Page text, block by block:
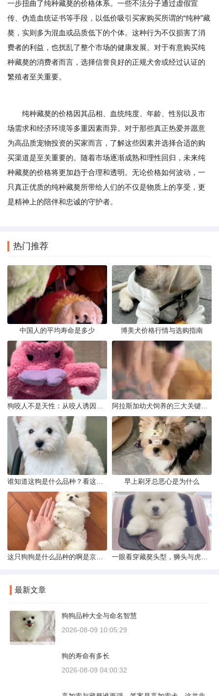
一步扭曲了纯种藏獒的价格体系。一些不法分子通过虚假宣
传、伪造血统证书等手段，以低价吸引买家购买所谓的“纯种”藏
獒，实则多为混血或品质低下的个体。这种行为不仅损害了消
费者的利益，也扰乱了整个市场的健康发展。对于有意购买纯
种藏獒的消费者而言，选择信誉良好的正规犬舍或经过认证的
繁殖者至关重要。
纯种藏獒的价格因其品相、血统纯度、年龄、性别以及市
场需求和经济环境等多重因素而异。对于那些真正热爱并愿意
为高品质宠物投资的买家而言，了解这些因素并选择合适的购
买渠道是至关重要的。随着市场逐渐成熟和理性回归，未来纯
种藏獒的价格将更加趋于合理和透明。无论价格如何波动，一
只真正优质的纯种藏獒所带给人们的不仅是物质上的享受，更
是精神上的陪伴和忠诚的守护者。
热门推荐
中国人的平均寿命是多少 博美犬价格行情与选购指南
早上刷牙总恶心是为什么
最新文章
狗狗品种大全与命名智慧
2026-08-09 10:05:29
狗的寿命有多长
2026-08-09 04:00:32